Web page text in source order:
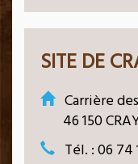
SITE DE
Carrière
46 150
Tél. : 06 74